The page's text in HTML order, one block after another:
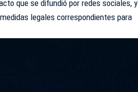
que se difundió por redes sociales, y
legales correspondientes para